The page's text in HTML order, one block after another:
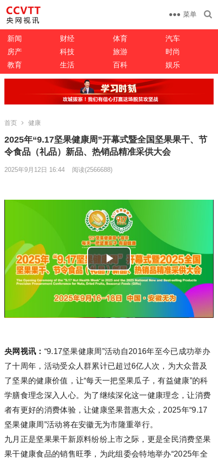
菜单
新闻 财经 体育
汽车
房产
科技 旅游
时尚
教育
生活 百科 娱乐
首页 健康
2025年“9.17坚果健康周”开幕式暨全国坚果果干、节
令食品（礼品）新品、热销品精准采供大会
2025年9月12日 16:44 阅读(2566688)
Play Video
央网视讯： “9.17坚果健康周”活动自2016年至今已成功举办
了十周年，活动受众人群累计已超过6亿人次，为大众普及
了坚果的健康价值，让“每天一把坚果瓜子，有益健康”的科
学膳食理念深入人心。为了继续深化这一健康理念，让消费
者有更好的消费体验，让健康坚果普惠大众，2025年“9.17
坚果健康周”活动将在安徽无为市隆重举行。
九月正是坚果果干新原料纷纷上市之际，更是全民消费坚果
果干健康食品的销售旺季，为此组委会特地举办“2025年全